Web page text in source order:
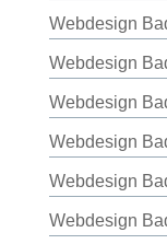
Webdesign
Webdesign
Webdesign
Webdesign
Webdesign
Webdesign